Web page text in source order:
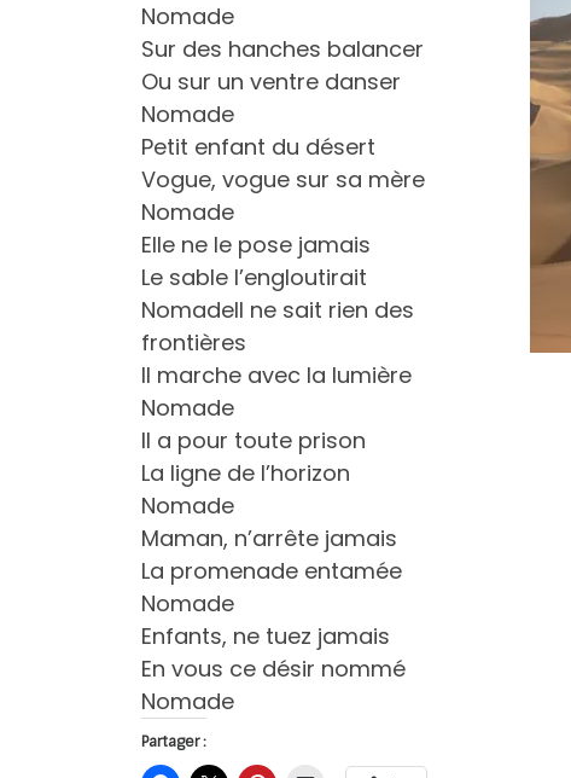
Nomade
Sur des hanches balancer
Ou sur un ventre danser
Nomade
Petit enfant du désert
Vogue, vogue sur sa mère
Nomade
Elle ne le pose jamais
Le sable l’engloutirait
NomadeIl ne sait rien des
frontières
Il marche avec la lumière
Nomade
Il a pour toute prison
La ligne de l’horizon
Nomade
Maman, n’arrête jamais
La promenade entamée
Nomade
Enfants, ne tuez jamais
En vous ce désir nommé
Nomade
Partager :